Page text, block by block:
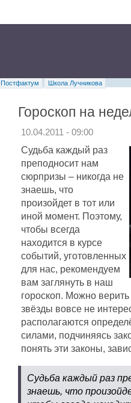
Постфактум
Школа Лучникова
Гороскоп на
10.04.2011 - 09:00
Судьба каждый раз
преподносит нам
сюрпризы – никогда не
знаешь, что
произойдет в тот или
иной момент. Поэтому,
чтобы всегда
находится в курсе
событий, уготовленных
для нас, рекомендуем
вам заглянуть в наш
гороскоп. Можно
звёзды вовсе не
располагаются
силами, подчиняясь
понять эти законы,
Судьба каждый раз
знаешь, что